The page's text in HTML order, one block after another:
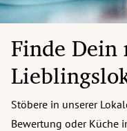
Finde Dein
Stöbere in unserer
Bewertung oder Küche